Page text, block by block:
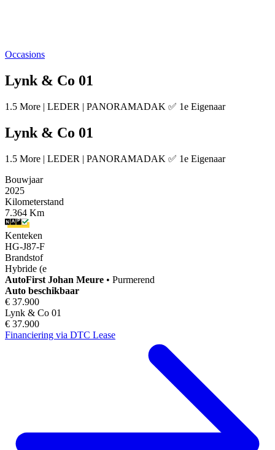
Occasions
Lynk & Co 01
1.5 More | LEDER | PANORAMADAK ✅ 1e Eigenaar
Lynk & Co 01
1.5 More | LEDER | PANORAMADAK ✅ 1e Eigenaar
Bouwjaar
2025
Kilometerstand
7.364 Km
Kenteken
HG-J87-F
Brandstof
Hybride (e
AutoFirst Johan Meure • Purmerend
Auto beschikbaar
€ 37.900
Lynk & Co 01
€ 37.900
Financiering via DTC Lease